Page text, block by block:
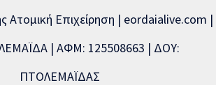
Ατομική Επιχείρηση | eordaialive.com |
| ΑΦΜ: 125508663 | ΔΟΥ:
ΠΤΟΛΕΜΑΪΔΑΣ